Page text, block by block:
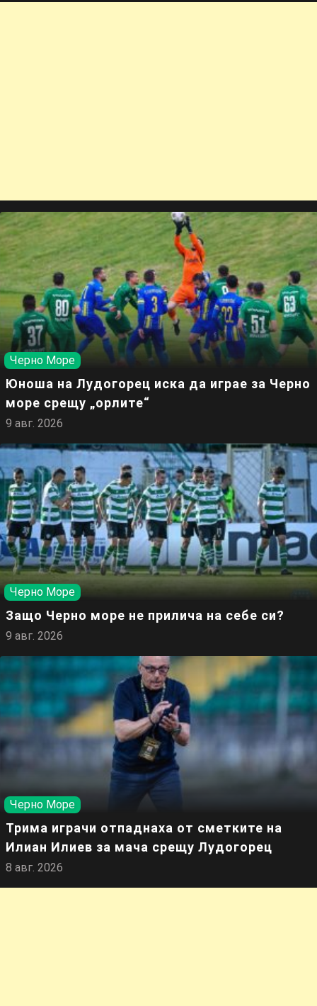
Черно Море
Юноша на Лудогорец иска да играе за Черно
море срещу „орлите“
9 авг. 2026
Черно Море
Защо Черно море не прилича на себе си?
9 авг. 2026
Черно Море
Трима играчи отпаднаха от сметките на
Илиан Илиев за мача срещу Лудогорец
8 авг. 2026